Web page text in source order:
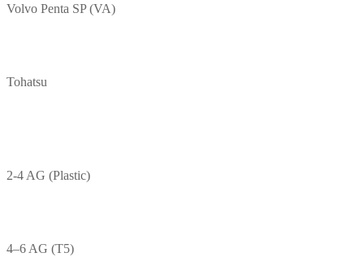
Volvo Penta SP (VA)
Tohatsu
2-4 AG (Plastic)
4–6 AG (T5)